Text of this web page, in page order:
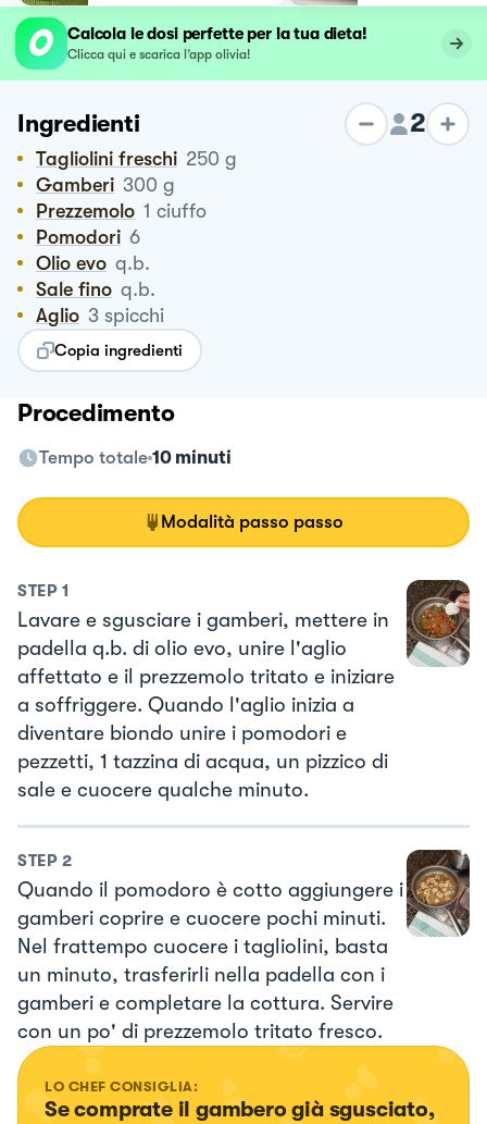
Calcola le dosi perfette per la tua dieta!
Clicca qui e scarica l’app olivia!
Ingredienti 2
Tagliolini freschi 250 g
Gamberi 300 g
Prezzemolo 1 ciuffo
Pomodori 6
Olio evo q.b.
Sale fino q.b.
Aglio 3 spicchi
Copia ingredienti
Procedimento
Tempo totale 10 minuti
Modalità passo passo
STEP 1
Lavare e sgusciare i gamberi, mettere in
padella q.b. di olio evo, unire l'aglio
affettato e il prezzemolo tritato e iniziare
a soffriggere. Quando l'aglio inizia a
diventare biondo unire i pomodori e
pezzetti, 1 tazzina di acqua, un pizzico di
sale e cuocere qualche minuto.
STEP 2
Quando il pomodoro è cotto aggiungere i
gamberi coprire e cuocere pochi minuti.
Nel frattempo cuocere i tagliolini, basta
un minuto, trasferirli nella padella con i
gamberi e completare la cottura. Servire
con un po' di prezzemolo tritato fresco.
LO CHEF CONSIGLIA:
Se comprate il gambero già sgusciato,